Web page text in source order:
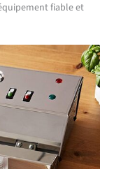
fiable et